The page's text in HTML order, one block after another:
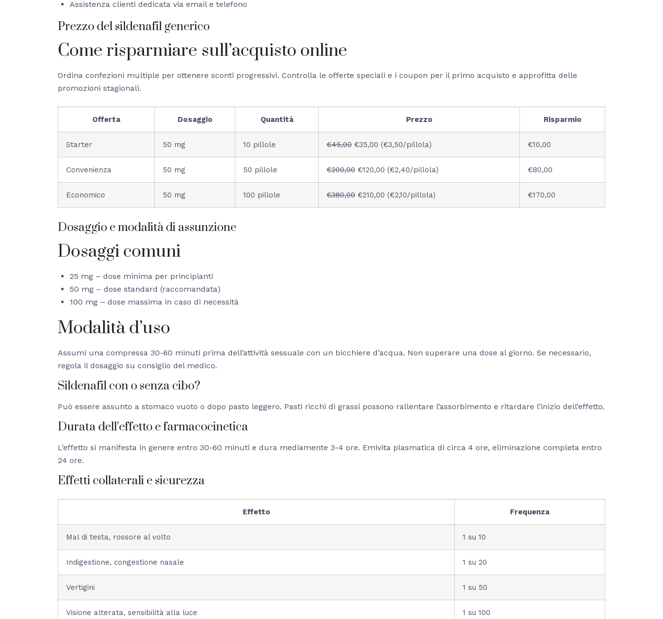
Assistenza clienti dedicata via email e telefono
Prezzo del sildenafil generico
Come risparmiare sull’acquisto online
Ordina confezioni multiple per ottenere sconti progressivi. Controlla le offerte speciali e i coupon per il primo acquisto e approfitta delle
promozioni stagionali.
Offerta Dosaggio Quantità Prezzo Risparmio
Starter 50 mg 10 pillole €45,00 €35,00 (€3,50/pillola) €10,00
Convenienza 50 mg 50 pillole €200,00 €120,00 (€2,40/pillola) €80,00
Economico 50 mg 100 pillole €380,00 €210,00 (€2,10/pillola) €170,00
Dosaggio e modalità di assunzione
Dosaggi comuni
25 mg – dose minima per principianti
50 mg – dose standard (raccomandata)
100 mg – dose massima in caso di necessità
Modalità d’uso
Assumi una compressa 30-60 minuti prima dell’attività sessuale con un bicchiere d’acqua. Non superare una dose al giorno. Se necessario,
regola il dosaggio su consiglio del medico.
Sildenafil con o senza cibo?
Può essere assunto a stomaco vuoto o dopo pasto leggero. Pasti ricchi di grassi possono rallentare l’assorbimento e ritardare l’inizio dell’effetto.
Durata dell’effetto e farmacocinetica
L’effetto si manifesta in genere entro 30-60 minuti e dura mediamente 3-4 ore. Emivita plasmatica di circa 4 ore, eliminazione completa entro
24 ore.
Effetti collaterali e sicurezza
Effetto Frequenza
Mal di testa, rossore al volto 1 su 10
Indigestione, congestione nasale 1 su 20
Vertigini 1 su 50
Visione alterata, sensibilità alla luce 1 su 100